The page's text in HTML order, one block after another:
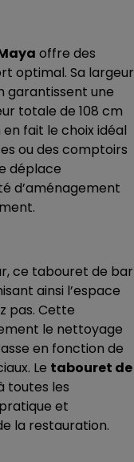
offre des
optimal. Sa largeur
garantissent une
totale de 108 cm
fait le choix idéal
ou des comptoirs
déplace
d’aménagement
ce tabouret de bar
ainsi l’espace
pas. Cette
le nettoyage
en fonction de
Le tabouret de
toutes les
et
la restauration.